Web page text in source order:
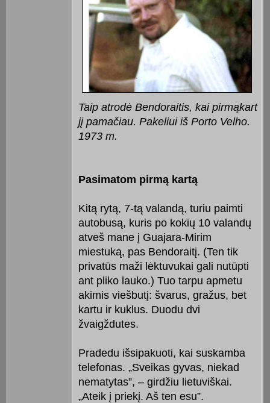
Taip atrodė Bendoraitis, kai pirmąkart
jį pamačiau. Pakeliui iš Porto Velho.
1973 m.
Pasimatom pirmą kartą
Kitą rytą, 7-tą valandą, turiu paimti
autobusą, kuris po kokių 10 valandų
atveš mane į Guajara-Mirim
miestuką, pas Bendoraitį. (Ten tik
privatūs maži lėktuvukai gali nutūpti
ant pliko lauko.) Tuo tarpu apmetu
akimis viešbutį: švarus, gražus, bet
kartu ir kuklus. Duodu dvi
žvaigždutes.
Pradedu išsipakuoti, kai suskamba
telefonas. „Sveikas gyvas, niekad
nematytas”, – girdžiu lietuviškai.
„Ateik į priekį. Aš ten esu”.